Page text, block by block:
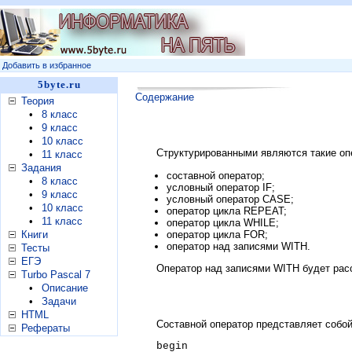
Добавить в избранное
5byte.ru
Теория
•
8 класс
•
9 класс
•
10 класс
•
11 класс
Задания
•
8 класс
•
9 класс
•
10 класс
•
11 класс
Книги
Тесты
ЕГЭ
Turbo Pascal 7
•
Описание
•
Задачи
HTML
Рефераты
Содержание
Структурированными являются такие
составной оператор;
условный оператор IF;
условный оператор CASE;
оператор цикла REPEAT;
оператор цикла WHILE;
оператор цикла FOR;
оператор над записями WITH.
Оператор над записями WITH будет
Составной оператор представляет
begin